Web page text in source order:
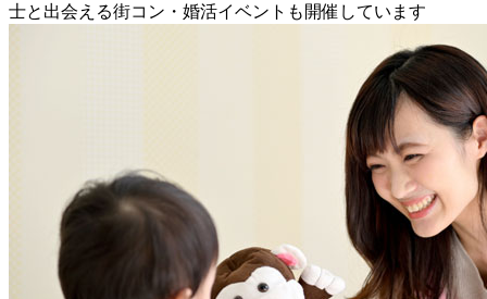
士と出会える街コン・婚活イベントも開催しています